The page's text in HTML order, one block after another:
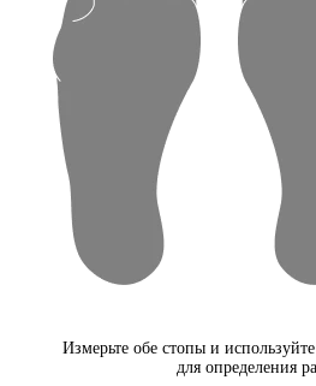
Измерьте обе стопы и
для определения